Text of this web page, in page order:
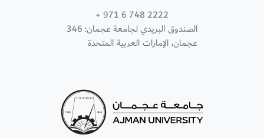
+ 971 6 748 2222
الصندوق البريدي لجامعة عجمان: 346
عجمان، الإمارات العربية المتحدة